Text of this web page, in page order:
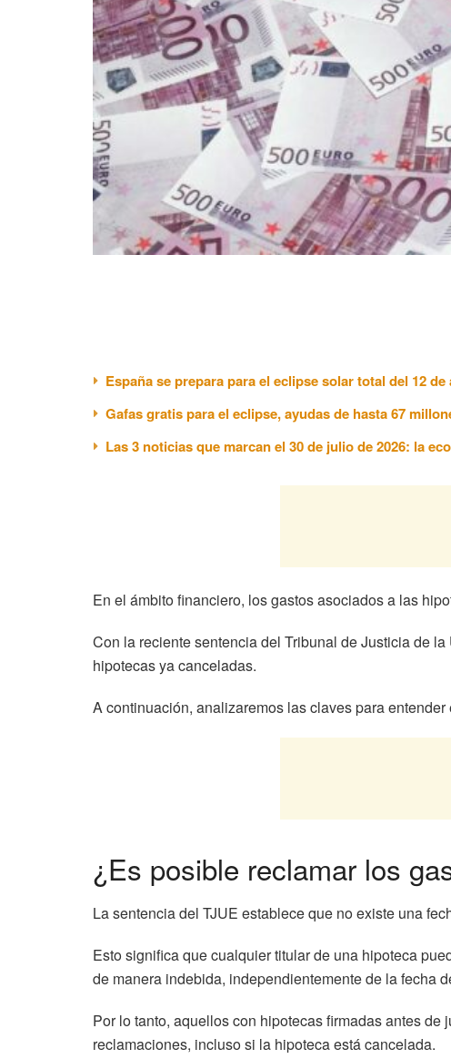
España se prepara para el eclipse solar total del 12 de
Gafas gratis para el eclipse, ayudas de hasta 67
Las 3 noticias que marcan el 30 de julio de 2026: la
En el ámbito financiero, los gastos asociados a las
Con la reciente sentencia del Tribunal de Justicia de
hipotecas ya canceladas.
A continuación, analizaremos las claves para
¿Es posible reclamar los
La sentencia del TJUE establece que no existe una
Esto significa que cualquier titular de una hipoteca
de manera indebida, independientemente de la fecha
Por lo tanto, aquellos con hipotecas firmadas antes
reclamaciones, incluso si la hipoteca está cancelada.